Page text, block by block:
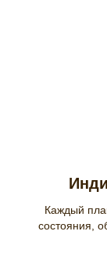
Каждый
состояния,